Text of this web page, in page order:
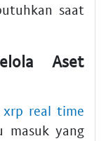
saat
Aset
xrp real time
masuk yang